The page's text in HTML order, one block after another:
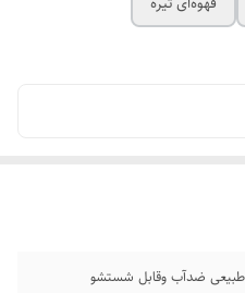
ضدآب وقابل شستشو